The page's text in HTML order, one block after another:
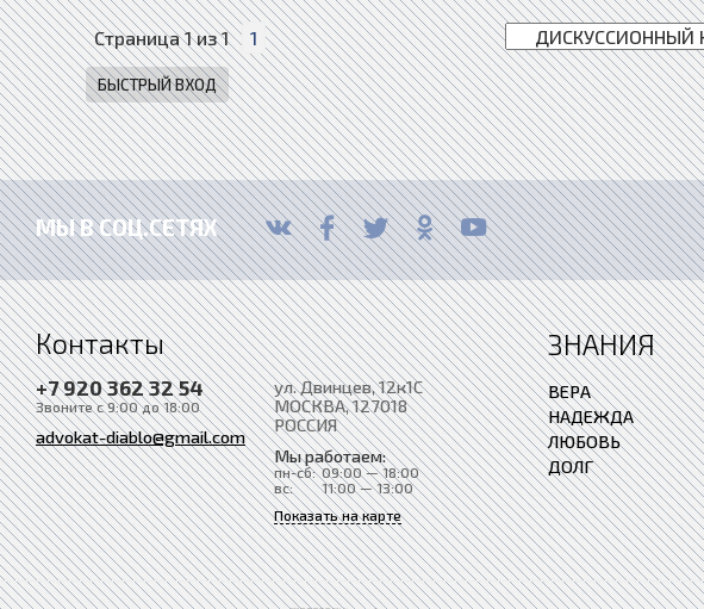
Страница1из1
1
МЫ В СОЦ.СЕТЯХ
Контакты
+7 920 362 32 54
Звоните с 9:00 до 18:00
advokat-diablo@gmail.com
ул. Двинцев, 12к1С
МОСКВА, 127018
РОССИЯ
Мы работаем:
пн-сб: 09:00 — 18:00
вс:
11:00 — 13:00
Показать на карте
ЗНАНИЯ
ВЕРА
НАДЕЖДА
ЛЮБОВЬ
ДОЛГ